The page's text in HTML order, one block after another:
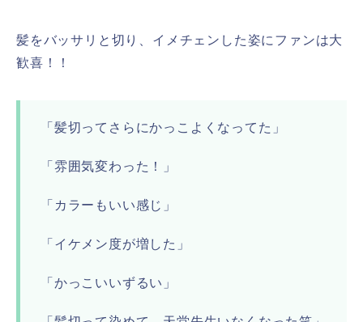
髪をバッサリと切り、イメチェンした姿にファンは大
歓喜！！
「髪切ってさらにかっこよくなってた」
「雰囲気変わった！」
「カラーもいい感じ」
「イケメン度が増した」
「かっこいいずるい」